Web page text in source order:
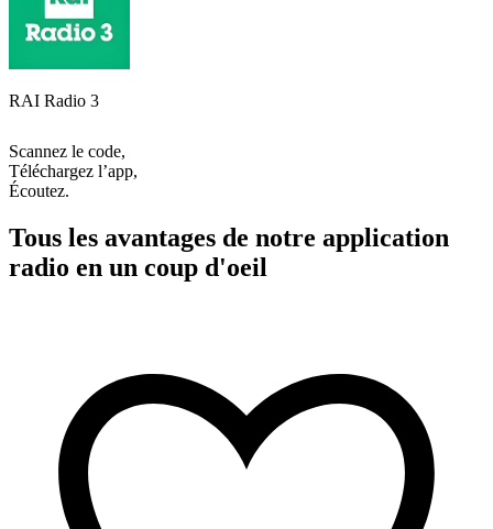
RAI Radio 3
Scannez le code,
Téléchargez l’app,
Écoutez.
Tous les avantages de notre application
radio en un coup d'oeil